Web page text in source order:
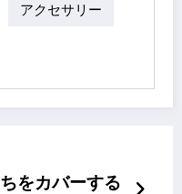
アクセサリー
をカバーする